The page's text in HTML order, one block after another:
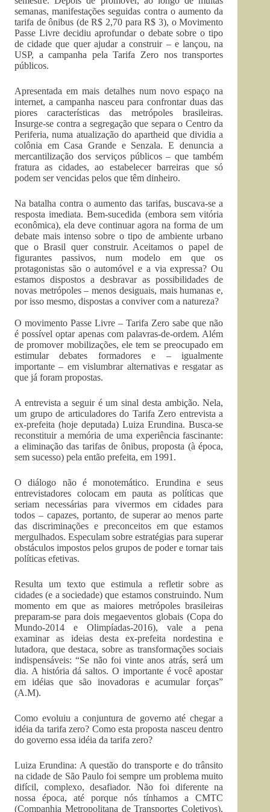
semanas, manifestações seguidas contra o aumento da
tarifa de ônibus (de R$ 2,70 para R$ 3), o Movimento
Passe Livre decidiu aprofundar o debate sobre o tipo
de cidade que quer ajudar a construir – e lançou, na
USP, a campanha pela Tarifa Zero nos transportes
públicos.
Apresentada em mais detalhes num novo espaço na
internet, a campanha nasceu para confrontar duas das
piores características das metrópoles brasileiras.
Insurge-se contra a segregação que separa o Centro da
Periferia, numa atualização do apartheid que dividia a
colônia em Casa Grande e Senzala. E denuncia a
mercantilização dos serviços públicos – que também
fratura as cidades, ao estabelecer barreiras que só
podem ser vencidas pelos que têm dinheiro.
Na batalha contra o aumento das tarifas, buscava-se a
resposta imediata. Bem-sucedida (embora sem vitória
econômica), ela deve continuar agora na forma de um
debate mais intenso sobre o tipo de ambiente urbano
que o Brasil quer construir. Aceitamos o papel de
figurantes passivos, num modelo em que os
protagonistas são o automóvel e a via expressa? Ou
estamos dispostos a desbravar as possibilidades de
novas metrópoles – menos desiguais, mais humanas e,
por isso mesmo, dispostas a conviver com a natureza?
O movimento Passe Livre – Tarifa Zero sabe que não
é possível optar apenas com palavras-de-ordem. Além
de promover mobilizações, ele tem se preocupado em
estimular debates formadores e – igualmente
importante – em vislumbrar alternativas e resgatar as
que já foram propostas.
A entrevista a seguir é um sinal desta ambição. Nela,
um grupo de articuladores do Tarifa Zero entrevista a
ex-prefeita (hoje deputada) Luiza Erundina. Busca-se
reconstituir a memória de uma experiência fascinante:
a eliminação das tarifas de ônibus, proposta (à época,
sem sucesso) pela então prefeita, em 1991.
O diálogo não é monotemático. Erundina e seus
entrevistadores colocam em pauta as políticas que
seriam necessárias para vivermos em cidades para
todos – capazes, portanto, de superar ao menos parte
das discriminações e preconceitos em que estamos
mergulhados. Especulam sobre estratégias para superar
obstáculos impostos pelos grupos de poder e tornar tais
políticas efetivas.
Resulta um texto que estimula a refletir sobre as
cidades (e a sociedade) que estamos construindo. Num
momento em que as maiores metrópoles brasileiras
preparam-se para dois megaeventos globais (Copa do
Mundo-2014 e Olimpíadas-2016), vale a pena
examinar as ideias desta ex-prefeita nordestina e
lutadora, que destaca, sobre as transformações sociais
indispensáveis: “Se não foi vinte anos atrás, será um
dia. A história dá saltos. O importante é você apostar
em idéias que são inovadoras e acumular forças”
(A.M).
Como evoluiu a conjuntura de governo até chegar a
idéia da tarifa zero? Como esta proposta nasceu dentro
do governo essa idéia da tarifa zero?
Luiza Erundina: A questão do transporte e do trânsito
na cidade de São Paulo foi sempre um problema muito
difícil, complexo, desafiador. Não foi diferente na
nossa época, até porque nós tínhamos a CMTC
(Companhia Metropolitana de Transportes Coletivos),